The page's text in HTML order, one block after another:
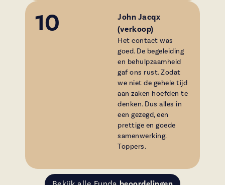
10
John Jacqx
(verkoop)
Het contact was
goed. De begeleiding
en behulpzaamheid
gaf ons rust. Zodat
we niet de gehele tijd
aan zaken hoefden te
denken. Dus alles in
een gezegd, een
prettige en goede
samenwerking.
Toppers.